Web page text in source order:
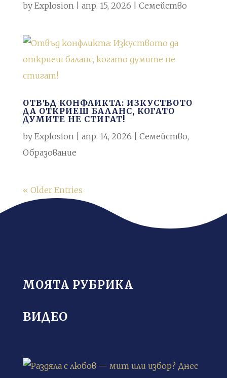
by Explosion| апр. 15, 2026 Семейство
ОТВЪД КОНФЛИКТА: ИЗКУСТВОТО
ДА ОТКРИЕШ БАЛАНС, КОГАТО
ДУМИТЕ НЕ СТИГАТ!
by Explosion| апр. 14, 2026 Семейство,
Образование
« Older Entries
МОЯТА РУБРИКА
ВИДЕО